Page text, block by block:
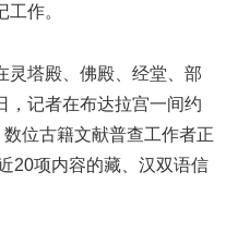
作。
灵塔殿、佛殿、经堂、部
，记者在布达拉宫一间约
位古籍文献普查工作者正
20项内容的藏、汉双语信